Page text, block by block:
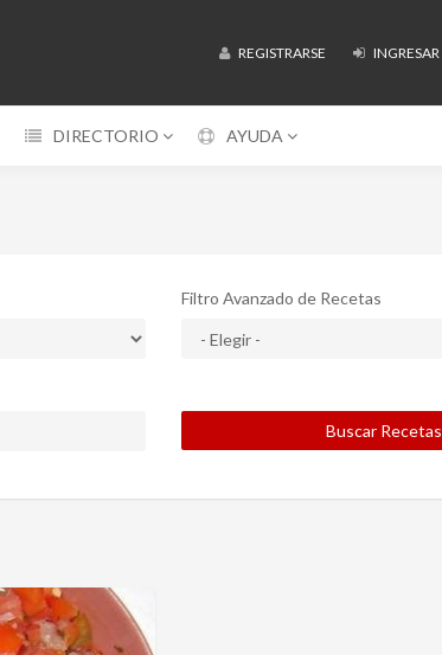
REGISTRARSE INGRESAR
DIRECTORIO AYUDA
Filtro Avanzado de Recetas
Buscar Recetas